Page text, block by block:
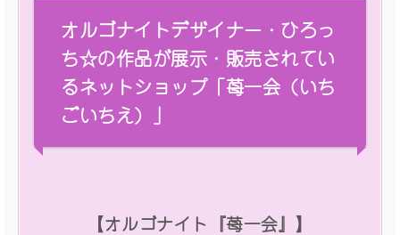
オルゴナイトデザイナー・ひろっ
ち☆の作品が展示・販売されてい
るネットショップ「苺一会（いち
ごいちえ）」
【オルゴナイト『苺一会』】